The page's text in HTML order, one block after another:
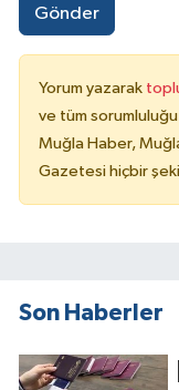
Gönder
Yorum yazarak
ve tüm
Muğla Haber,
Gazetesi hiçbir
Son Haberler